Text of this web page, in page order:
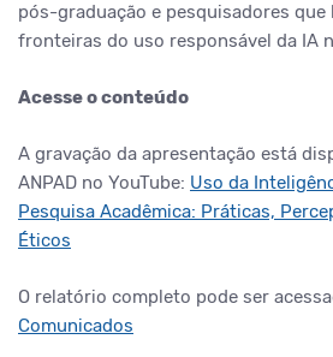
pós-graduação e pesquisadores que
fronteiras do uso responsável da IA
Acesse o conteúdo
A gravação da apresentação está
ANPAD no YouTube: Uso da
Pesquisa Acadêmica: Práticas,
Éticos
O relatório completo pode ser
Comunicados